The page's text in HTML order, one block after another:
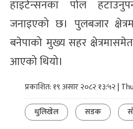
हाइटेन्सनका पोल
जनाइएको छ। पुलबजार
बनेपाको मुख्य सहर क्षेत्रमासमेत
आएको थियो।
प्रकाशित: १९ असार २०८२ १३:५२ |
धुलिखेल
सडक